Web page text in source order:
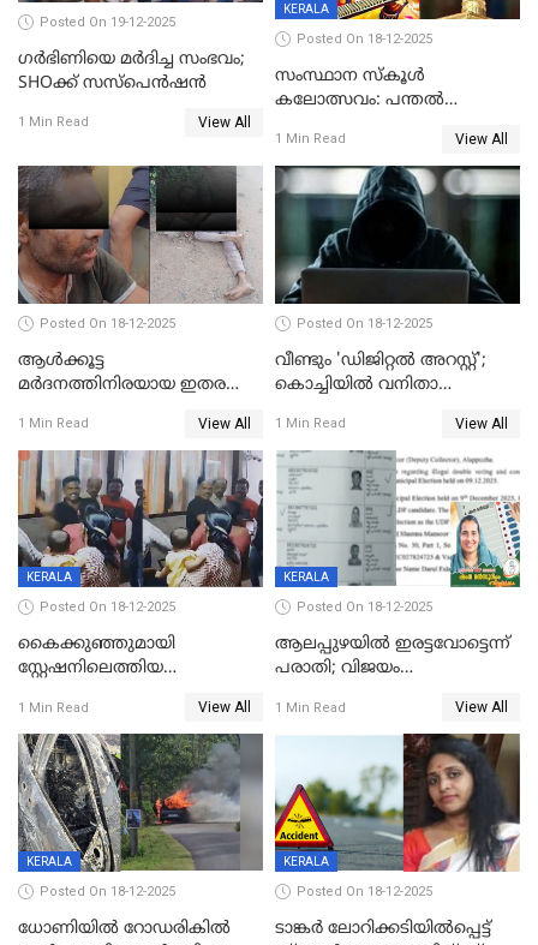
Posted On 19-12-2025
ഗര്‍ഭിണിയെ മർദിച്ച സംഭവം;
SHOക്ക് സസ്പെൻഷൻ
1 Min Read View All
KERALA
Posted On 18-12-2025
സംസ്ഥാന സ്കൂൾ
കലോത്സവം: പന്തൽ
1 Min Read View All
Posted On 18-12-2025
ആൾക്കൂട്ട
മർദനത്തിനിരയായ ഇതര
നടുക്കുന്ന സംഭവം
വാളയാറിൽ
1 Min Read View All
Posted On 18-12-2025
വീണ്ടും 'ഡിജിറ്റല്‍ അറസ്റ്റ്';
കൊച്ചിയില്‍ വനിതാ
കോടി രൂപ
1 Min Read View All
KERALA
Posted On 18-12-2025
കൈക്കുഞ്ഞുമായി
സ്റ്റേഷനിലെത്തിയ
കരണത്തടിച്ചു; CC ടിവി
ദൃശ്യങ്ങൾ പുറത്ത്
1 Min Read View All
KERALA
Posted On 18-12-2025
ആലപ്പുഴയിൽ ഇരട്ടവോട്ടെന്ന്
പരാതി; വിജയം
വാർഡിലെ എൽഡിഎഫ്
സ്ഥാനാർത്ഥി
1 Min Read View All
KERALA
Posted On 18-12-2025
ധോണിയിൽ റോഡരികിൽ
KERALA
Posted On 18-12-2025
ടാങ്കർ ലോറിക്കടിയിൽപ്പെട്ട്